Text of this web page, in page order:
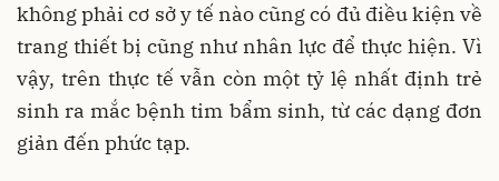
không phải cơ sở y tế nào cũng có đủ điều kiện về
trang thiết bị cũng như nhân lực để thực hiện. Vì
vậy, trên thực tế vẫn còn một tỷ lệ nhất định trẻ
sinh ra mắc bệnh tim bẩm sinh, từ các dạng đơn
giản đến phức tạp.